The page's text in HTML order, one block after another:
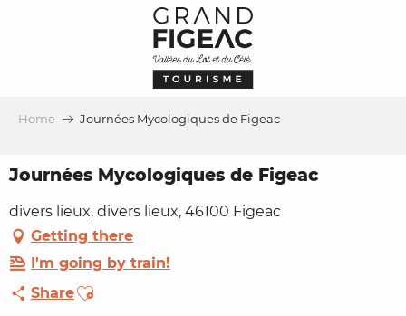
Home Journées Mycologiques de Figeac
Journées Mycologiques de Figeac
divers lieux, divers lieux, 46100 Figeac
Getting there
I'm going by train!
ShareAjouter aux favoris